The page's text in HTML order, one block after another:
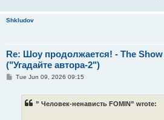
Shkludov
Re: Шоу продолжается! - The
("Угадайте автора-2")
PTue Jun 09, 2026 09:15
” Человек-ненависть FOMIN” wrote: